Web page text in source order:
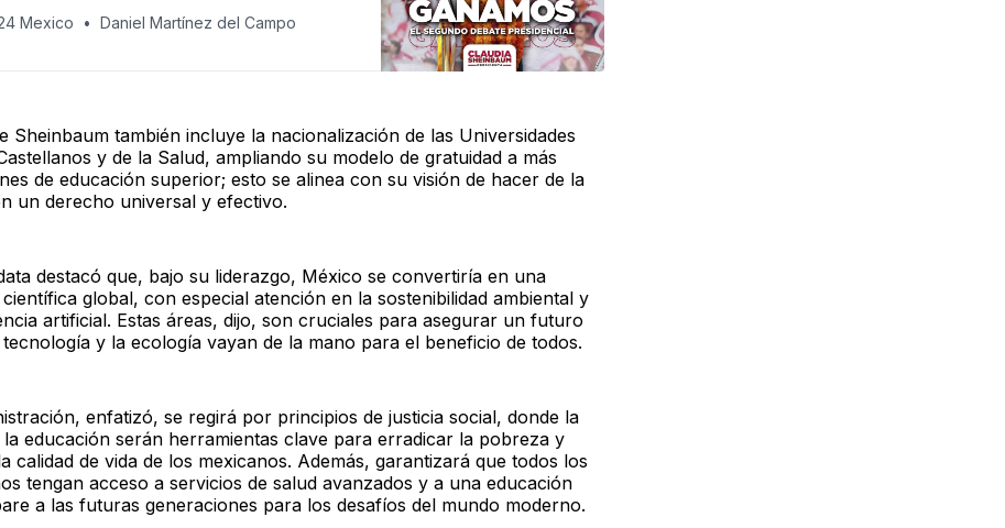
Mexico
Daniel Martínez del Campo
Sheinbaum también incluye la nacionalización de las Universidades
y de la Salud, ampliando su modelo de gratuidad a más
de educación superior; esto se alinea con su visión de hacer de la
un derecho universal y efectivo.
destacó que, bajo su liderazgo, México se convertiría en una
global, con especial atención en la sostenibilidad ambiental y
artificial. Estas áreas, dijo, son cruciales para asegurar un futuro
y la ecología vayan de la mano para el beneficio de todos.
enfatizó, se regirá por principios de justicia social, donde la
la educación serán herramientas clave para erradicar la pobreza y
calidad de vida de los mexicanos. Además, garantizará que todos los
tengan acceso a servicios de salud avanzados y a una educación
a las futuras generaciones para los desafíos del mundo moderno.